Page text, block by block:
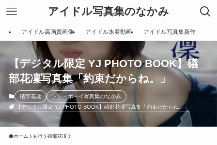
アイドル写真集のなかみ
アイドル高画質画像 アイドル水着動画 アイドル写真集新作
【デジタル限定 YJ PHOTO BOOK】礒
部花凜写真集「約束だからね。」
礒部花凜
プレーボーイ写真集のなかみ
【デジタル限定 YJ PHOTO BOOK】礒部花凜写真集「約束だからね。」
ホーム あ行 礒部花凜